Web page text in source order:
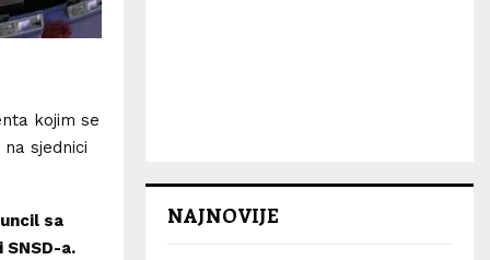
kojim se
sjednici
sa
a.
NAJNOVIJE